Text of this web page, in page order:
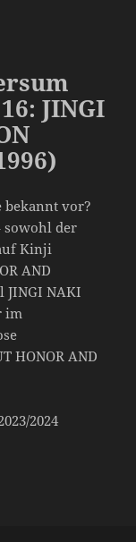
JINGI
bekannt vor?
sowohl der
Kinji
AND
JINGI NAKI
im
HONOR AND
2024